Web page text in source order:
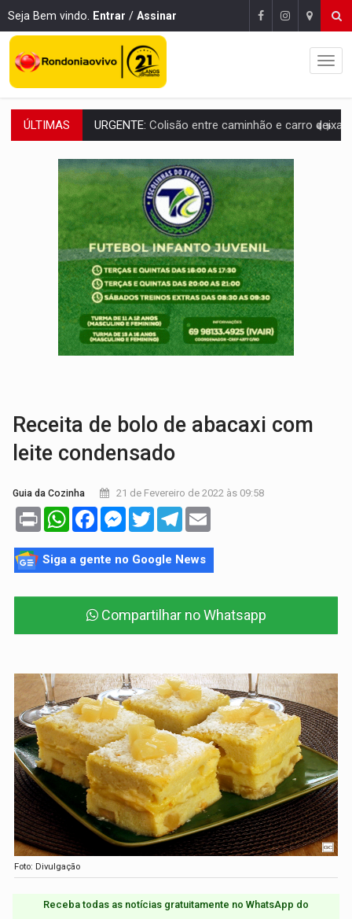
Seja Bem vindo. Entrar / Assinar
ÚLTIMAS ENCONTRO:Amazônia Negra ganha projeção nacional com participação de
PREVISÃO:Porto Velho tem chances de chuvas isoladas nesta
SINDICATOS UNIDOS:Assembleia Geral delibera greve da educação
PROCESSO SELETIVO:Rondoniaovivo abre oficina de Comunicação com
AGOSTO LILÁS:MPRO lança de portal e promove reflexão sobre trajetória da
REGULARIZAÇÃO:Refis 2026 segue até o fim do ano para
ROLIM DE MOURA:Programa da Energisa beneficia 60 famílias com geladeiras
VIOLÊNCIA VICÁRIA:MPRO obtém condenação de réu a 21 anos de prisão
Receita de bolo de abacaxi com
leite condensado
Guia da Cozinha 21 de Fevereiro de 2022 às 09:58
Print WhatsAppFacebookMessenger
TwitterTelegram
Siga a gente no Google News
Compartilhar no Whatsapp
Foto: Divulgação
Receba todas as notícias gratuitamente no WhatsApp do